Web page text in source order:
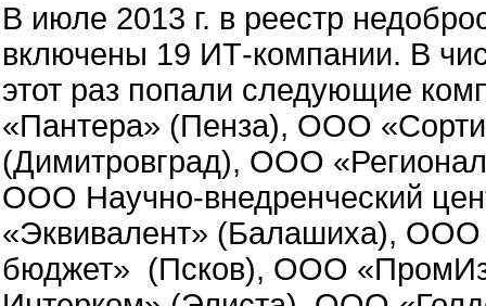
В июле 2013 г. в реестр
включены 19 ИТ-компании. В
этот раз попали следующие
«Пантера» (Пенза), ООО
(Димитровград), ООО
ООО Научно-внедренческий
«Эквивалент» (Балашиха),
бюджет» (Псков), ООО